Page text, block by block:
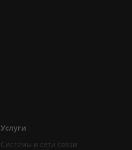
Услуги
Системы и сети связи